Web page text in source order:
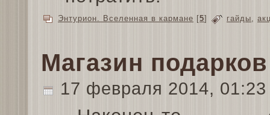
Энтурион. Вселенная в кармане [5] гайды,
Магазин подарков
17 февраля 2014,